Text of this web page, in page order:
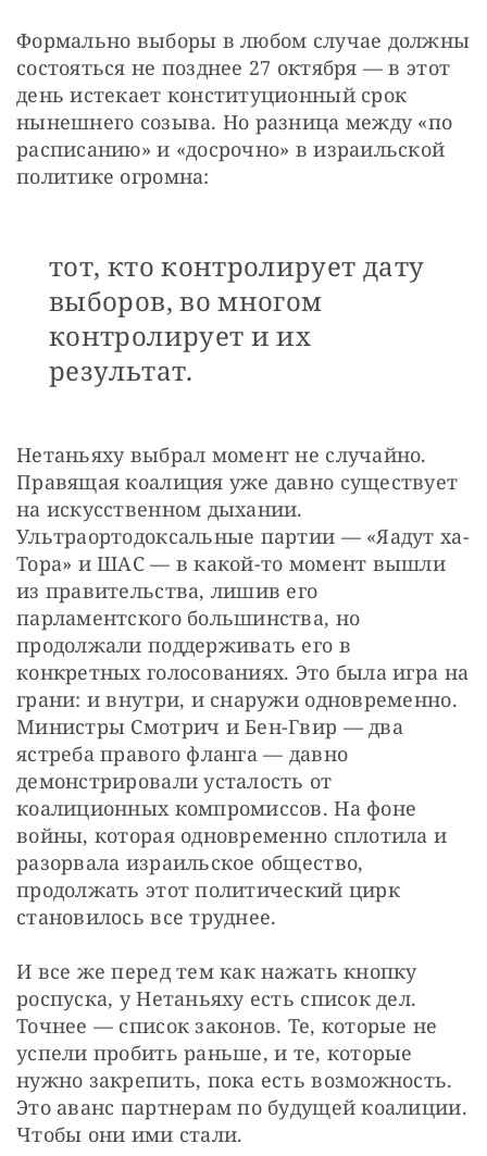
Формально выборы в любом случае должны
состояться не позднее 27 октября — в этот
день истекает конституционный срок
нынешнего созыва. Но разница между «по
расписанию» и «досрочно» в израильской
политике огромна:
тот, кто контролирует дату
выборов, во многом
контролирует и их
результат.
Нетаньяху выбрал момент не случайно.
Правящая коалиция уже давно существует
на искусственном дыхании.
Ультраортодоксальные партии — «Яадут ха-
Тора» и ШАС — в какой-то момент вышли
из правительства, лишив его
парламентского большинства, но
продолжали поддерживать его в
конкретных голосованиях. Это была игра на
грани: и внутри, и снаружи одновременно.
Министры Смотрич и Бен-Гвир — два
ястреба правого фланга — давно
демонстрировали усталость от
коалиционных компромиссов. На фоне
войны, которая одновременно сплотила и
разорвала израильское общество,
продолжать этот политический цирк
становилось все труднее.
И все же перед тем как нажать кнопку
роспуска, у Нетаньяху есть список дел.
Точнее — список законов. Те, которые не
успели пробить раньше, и те, которые
нужно закрепить, пока есть возможность.
Это аванс партнерам по будущей коалиции.
Чтобы они ими стали.